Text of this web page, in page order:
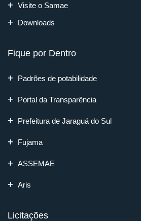
Visite o Samae
Downloads
Fique por Dentro
Padrões de potabilidade
Portal da Transparência
Prefeitura de Jaraguá do Sul
Fujama
ASSEMAE
Aris
Licitações